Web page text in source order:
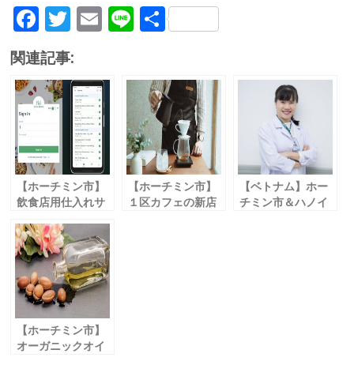
F
ac
e
b
o
o
k
T
itt
er
E
l
Li 共
関連記事:
【ホーチミン市】
飲食店用仕入れサ
アプリをリリース
「カメレオ /
Kamereo」
【ホーチミン市】
１区カフェの新店
【ベトナム】ホー
チミン市＆ハノイ
【ホーチミン市】
オーガニックオイ